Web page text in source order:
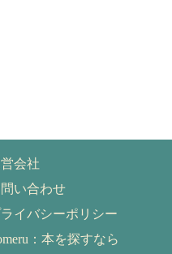
会社
い合わせ
イバシーポリシー
：本を探すなら